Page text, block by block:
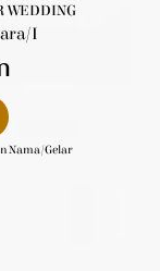
WEDDING
i
Nama/gelar